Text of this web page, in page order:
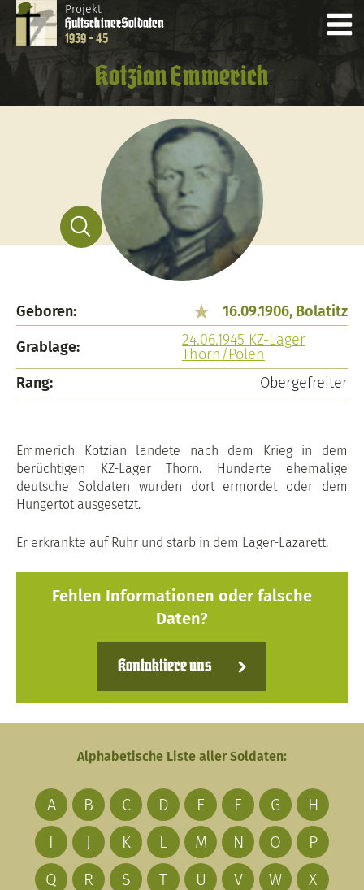
Projekt
HultschinerSoldaten
1939 - 45
Kotzian Emmerich
Geboren:
16.09.1906, Bolatitz
Grablage:
24.06.1945 KZ-Lager
Thorn/Polen
Rang:
Obergefreiter
Emmerich Kotzian landete nach dem Krieg in dem
berüchtigen KZ-Lager Thorn. Hunderte ehemalige
deutsche Soldaten wurden dort ermordet oder dem
Hungertot ausgesetzt.
Er erkrankte auf Ruhr und starb in dem Lager-Lazarett.
Fehlen Informationen oder falsche
Daten?
Kontaktiere uns
Alphabetische Liste aller Soldaten:
A B C D E F G
H
I
J K L M N O
P
Q
R S T U V W
X